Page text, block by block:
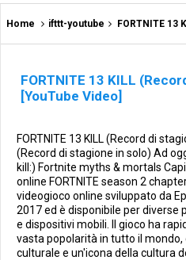
Home ifttt-youtube FORTNITE 13
FORTNITE 13 KILL
[YouTube Video]
FORTNITE 13 KILL (Record di
(Record di stagione in solo) Ad
kill:) Fortnite myths & mortals
online FORTNITE season 2
videogioco online sviluppato da
2017 ed è disponibile per diverse
e dispositivi mobili. Il gioco ha
vasta popolarità in tutto il
culturale e un'icona della cultura